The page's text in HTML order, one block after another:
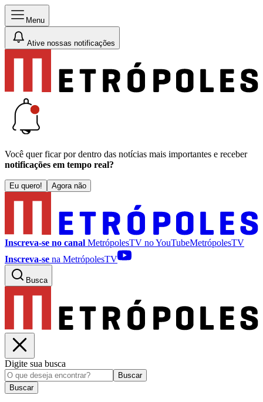
Menu
Ative nossas notificações
Você quer ficar por dentro das notícias mais importantes e receber
notificações em tempo real?
Eu quero! Agora não
Inscreva-se no canal MetrópolesTV noYouTubeMetrópolesTV
Inscreva-se na MetrópolesTV
Busca
Digite sua busca
Buscar
Buscar